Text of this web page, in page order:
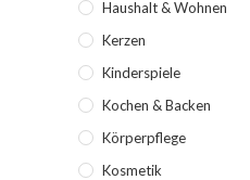
Haushalt & Wohnen
Kerzen
Kinderspiele
Kochen & Backen
Körperpflege
Kosmetik